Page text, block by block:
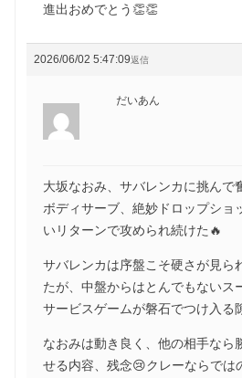
進出おめでとう👏👏
2026/06/02 5:47:09返信
だいあん
大坂なおみ、サバレンカに挑んで
ボディサーブ、絶妙ドロップショ
いリターンで攻められ続けた🔥
サバレンカは序盤こそ硬さが見ら
たが、中盤からはとんでもないス
サービスゲームが磐石でつけ入る
なおみは動き良く、他の相手なら
せる内容、残念😢クレーならでは